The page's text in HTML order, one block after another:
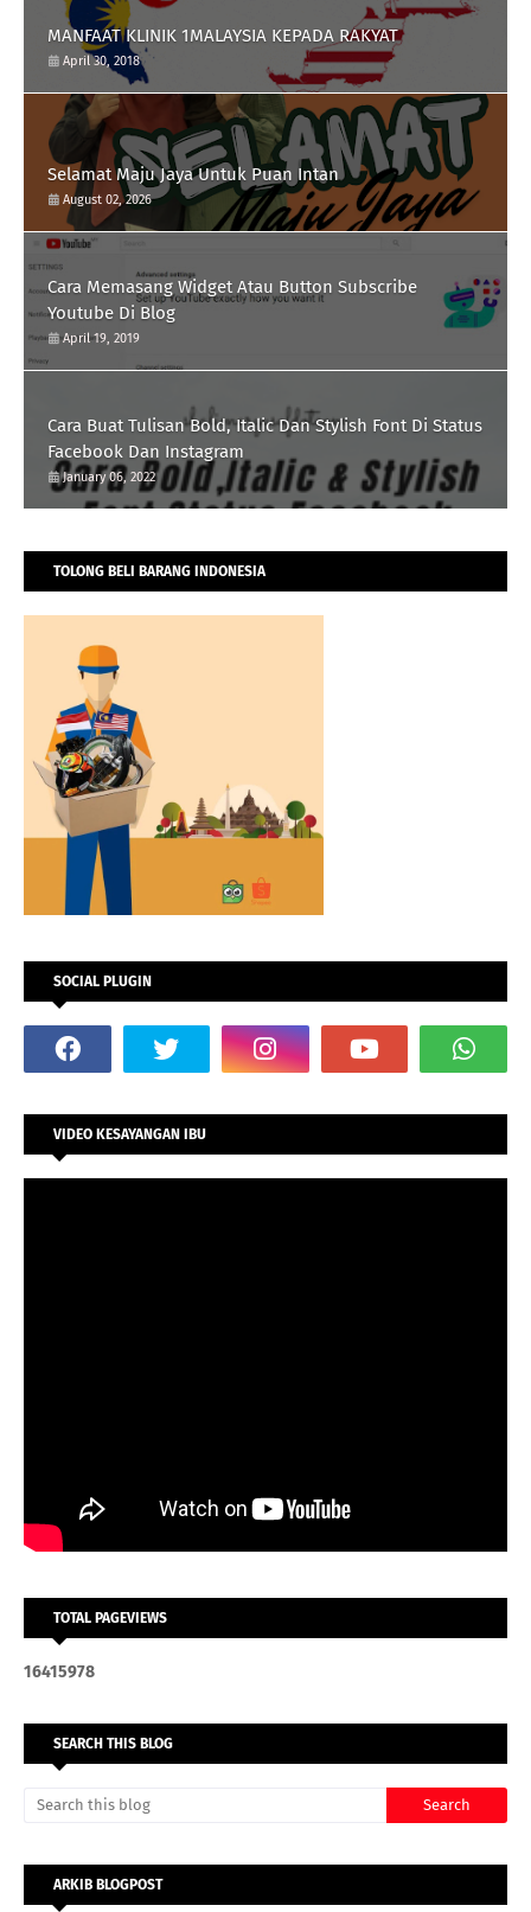
MANFAAT KLINIK 1MALAYSIA KEPADA RAKYAT
April 30, 2018
Selamat Maju Jaya Untuk Puan Intan
August 02, 2026
Cara Memasang Widget Atau Button Subscribe
Youtube Di Blog
April 19, 2019
Cara Buat Tulisan Bold, Italic Dan Stylish Font Di Status
Facebook Dan Instagram
January 06, 2022
TOLONG BELI BARANG INDONESIA
SOCIAL PLUGIN
VIDEO KESAYANGAN IBU
TOTAL PAGEVIEWS
16415978
SEARCH THIS BLOG
ARKIB BLOGPOST